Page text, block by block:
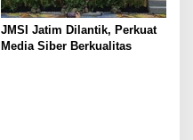
JMSI Jatim Dilantik, Perkuat
Media Siber Berkualitas